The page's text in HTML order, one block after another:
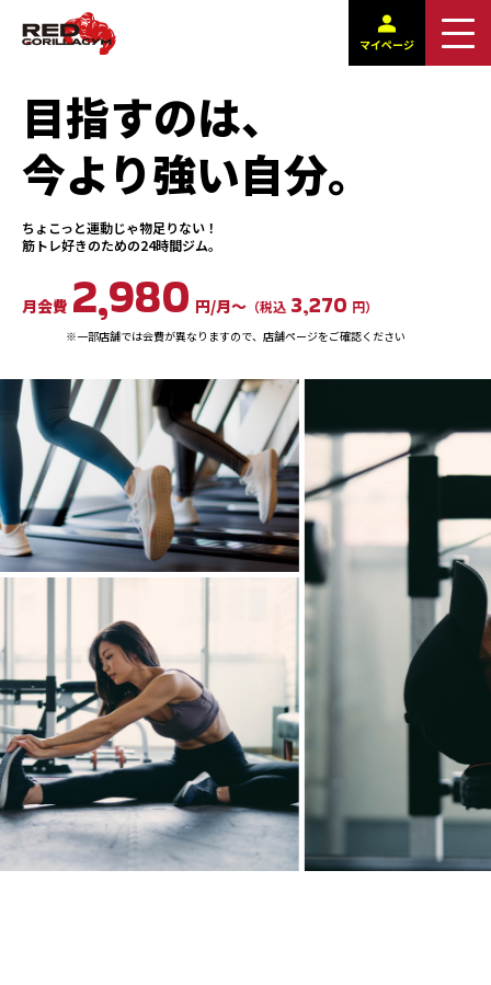
マイページ
目指すのは、
今より強い自分。
ちょこっと運動じゃ物足りない！
筋トレ好きのための24時間ジム。
月会費 2,980 円/月〜 （税込 3,270 円）
※一部店舗では会費が異なりますので、店舗ページをご確認ください